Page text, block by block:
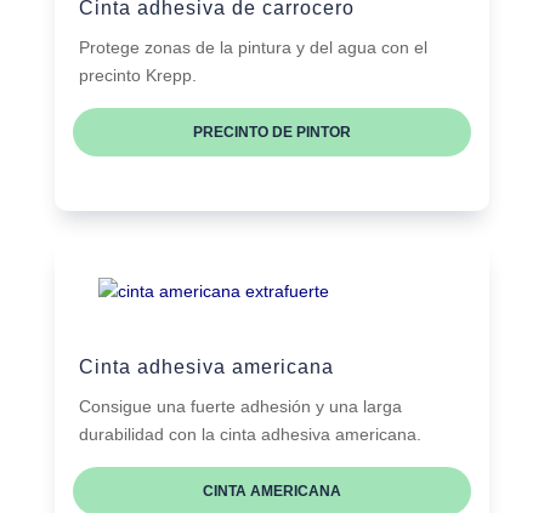
Cinta adhesiva de carrocero
Protege zonas de la pintura y del agua con el
precinto Krepp.
PRECINTO DE PINTOR
Cinta adhesiva americana
Consigue una fuerte adhesión y una larga
durabilidad con la cinta adhesiva americana.
CINTA AMERICANA